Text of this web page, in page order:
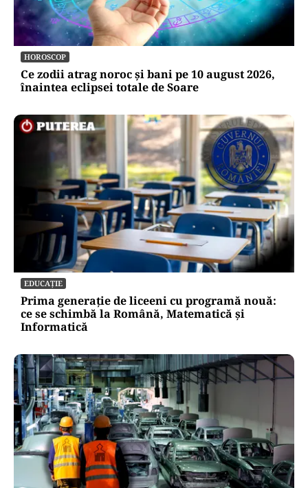
HOROSCOP
Ce zodii atrag noroc și bani pe 10 august 2026,
înaintea eclipsei totale de Soare
EDUCAȚIE
Prima generație de liceeni cu programă nouă:
ce se schimbă la Română, Matematică și
Informatică